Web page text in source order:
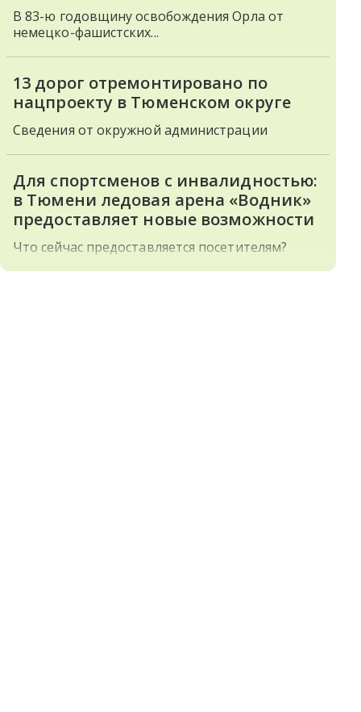
В 83-ю годовщину освобождения Орла от
немецко-фашистских...
13 дорог отремонтировано по
нацпроекту в Тюменском округе
Сведения от окружной администрации
Для спортсменов с инвалидностью:
в Тюмени ледовая арена «Водник»
предоставляет новые возможности
Что сейчас предоставляется посетителям?